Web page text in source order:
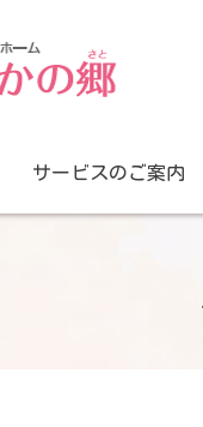
サービスのご案内